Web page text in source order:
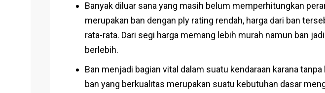
Banyak diluar sana yang masih belum memperhitungkan
merupakan ban dengan ply rating rendah, harga dari ban
rata-rata. Dari segi harga memang lebih murah namun ban
berlebih.
Ban menjadi bagian vital dalam suatu kendaraan karana
ban yang berkualitas merupakan suatu kebutuhan dasar